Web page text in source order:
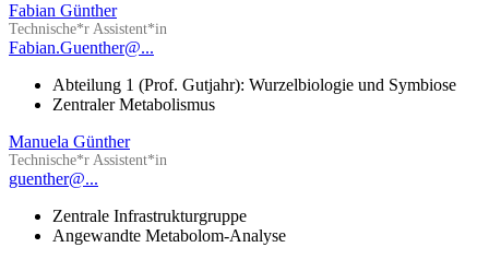
Fabian Günther
Technische*r Assistent*in
Fabian.Guenther@...
Abteilung 1 (Prof. Gutjahr): Wurzelbiologie und Symbiose
Zentraler Metabolismus
Manuela Günther
Technische*r Assistent*in
guenther@...
Zentrale Infrastrukturgruppe
Angewandte Metabolom-Analyse